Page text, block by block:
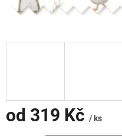
od 319 Kč / ks